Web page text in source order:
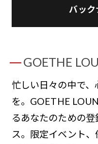
バック
GOETHE
忙しい日々の中で
を。GOETHE
るあなたのための
ス。限定イベント